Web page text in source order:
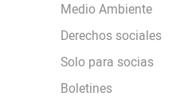
Medio Ambiente
Derechos sociales
Solo para socias
Boletines